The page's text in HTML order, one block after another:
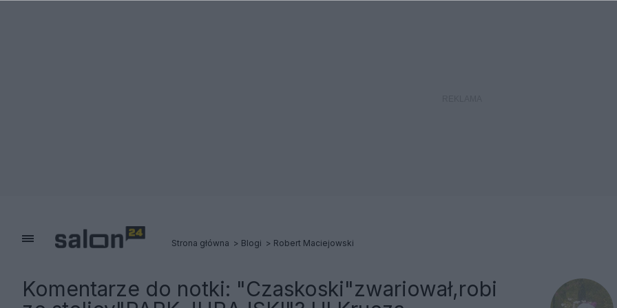
Strona główna Blogi Robert Maciejowski
Komentarze do notki: "Czaskoski"zwariował,robi